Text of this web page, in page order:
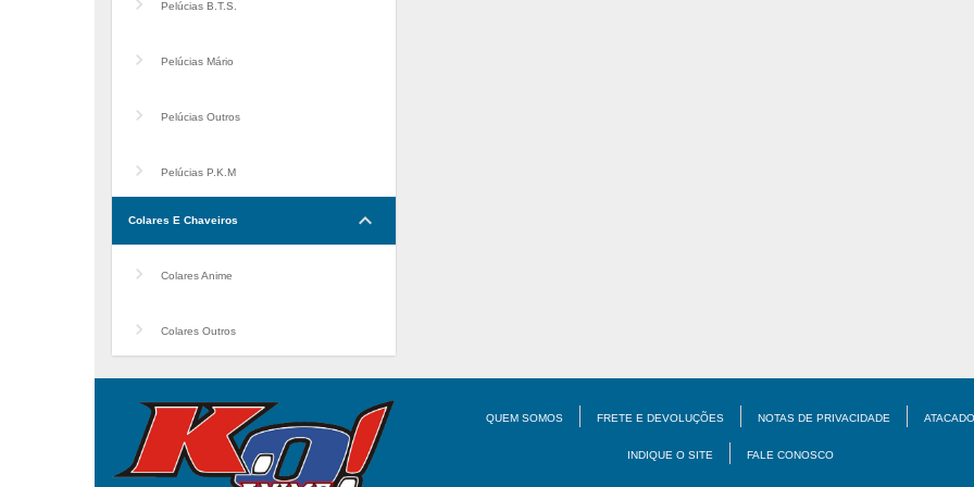
Pelúcias B.T.S.
Pelúcias Mário
Pelúcias Outros
Pelúcias P.K.M
Colares E Chaveiros keyboard_arrow_down
Colares Anime
Colares Outros
QUEM SOMOS FRETE E DEVOLUÇÕES NOTAS DE PRIVACIDADE ATACADO
INDIQUE O SITE FALE CONOSCO